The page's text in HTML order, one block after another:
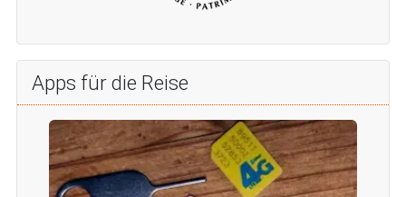
Apps für die Reise